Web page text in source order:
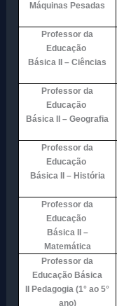
Máquinas Pesadas
Professor da
Educação
Básica II – Ciências
Professor da
Educação
Básica II – Geografia
Professor da
Educação
Básica II – História
Professor da
Educação
Básica II –
Matemática
Professor da
Educação Básica
Pedagogia (1° ao 5°
ano)